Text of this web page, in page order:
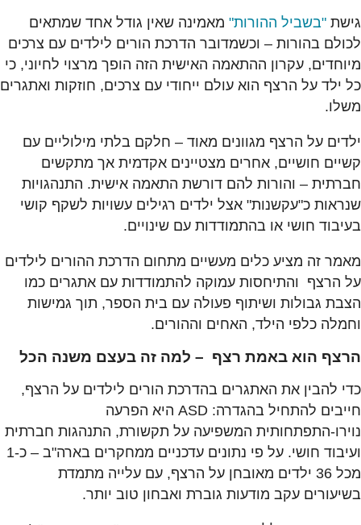
גישת "בשביל ההורות" מאמינה שאין גודל אחד שמתאים
לכולם בהורות – וכשמדובר הדרכת הורים לילדים עם צרכים
מיוחדים, עקרון ההתאמה האישית הזה הופך מרצוי לחיוני, כי
כל ילד על הרצף הוא עולם ייחודי עם צרכים, חוזקות ואתגרים
משלו.
ילדים על הרצף מגוונים מאוד – חלקם בלתי מילוליים עם
קשיים חושיים, אחרים מצטיינים אקדמית אך מתקשים
חברתית – והורות להם דורשת התאמה אישית. התנהגויות
שנראות כ"עקשנות" אצל ילדים רגילים עשויות לשקף קושי
בעיבוד חושי או בהתמודדות עם שינויים.
מאמר זה מציע כלים מעשיים מתחום הדרכת ההורים לילדים
על הרצף והתיחסות עמוקה להתמודדות עם אתגרים כמו
הצבת גבולות ושיתוף פעולה עם בית הספר, תוך גמישות
וחמלה כלפי הילד, האחים וההורים.
הרצף הוא באמת רצף – למה זה בעצם משנה הכל
כדי להבין את האתגרים בהדרכת הורים לילדים על הרצף,
חייבים להתחיל בהגדרה: ASD היא הפרעה
נוירו-התפתחותית המשפיעה על תקשורת, התנהגות חברתית
ועיבוד חושי. על פי נתונים עדכניים ממחקרים בארה"ב – כ-1
מכל 36 ילדים מאובחן על הרצף, עם עלייה מתמדת
בשיעורים עקב מודעות גוברת ואבחון טוב יותר.